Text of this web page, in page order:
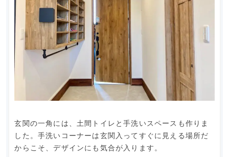
玄関の一角には、土間トイレと手洗いスペースも作りま
した。手洗いコーナーは玄関入ってすぐに見える場所だ
からこそ、デザインにも気合が入ります。